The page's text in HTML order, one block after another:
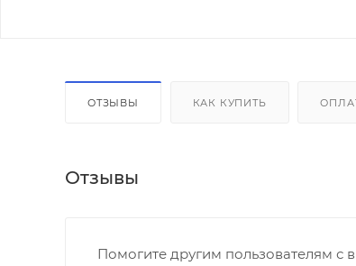
ОТЗЫВЫ КАК КУПИТЬ
Отзывы
Помогите другим пользователям